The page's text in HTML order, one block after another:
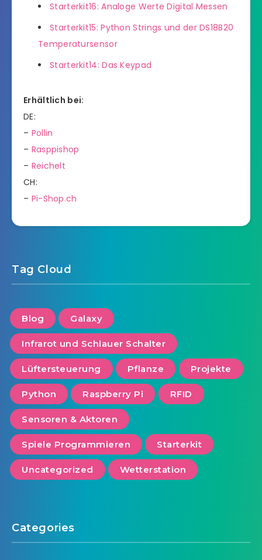
Starterkit16: Analoge Werte Digital Messen
Starterkit15: Python Strings und der DS18B20
Temperatursensor
Starterkit14: Das Keypad
Erhältlich bei:
DE:
– Pollin
– Rasppishop
– Reichelt
CH:
– Pi-Shop.ch
Tag Cloud
Blog Galaxy
Infrarot und Schlauer Schalter
Lüftersteuerung Pflanze Projekte
Python Raspberry Pi RFID
Sensoren & Aktoren
Spiele Programmieren Starterkit
Uncategorized Wetterstation
Categories